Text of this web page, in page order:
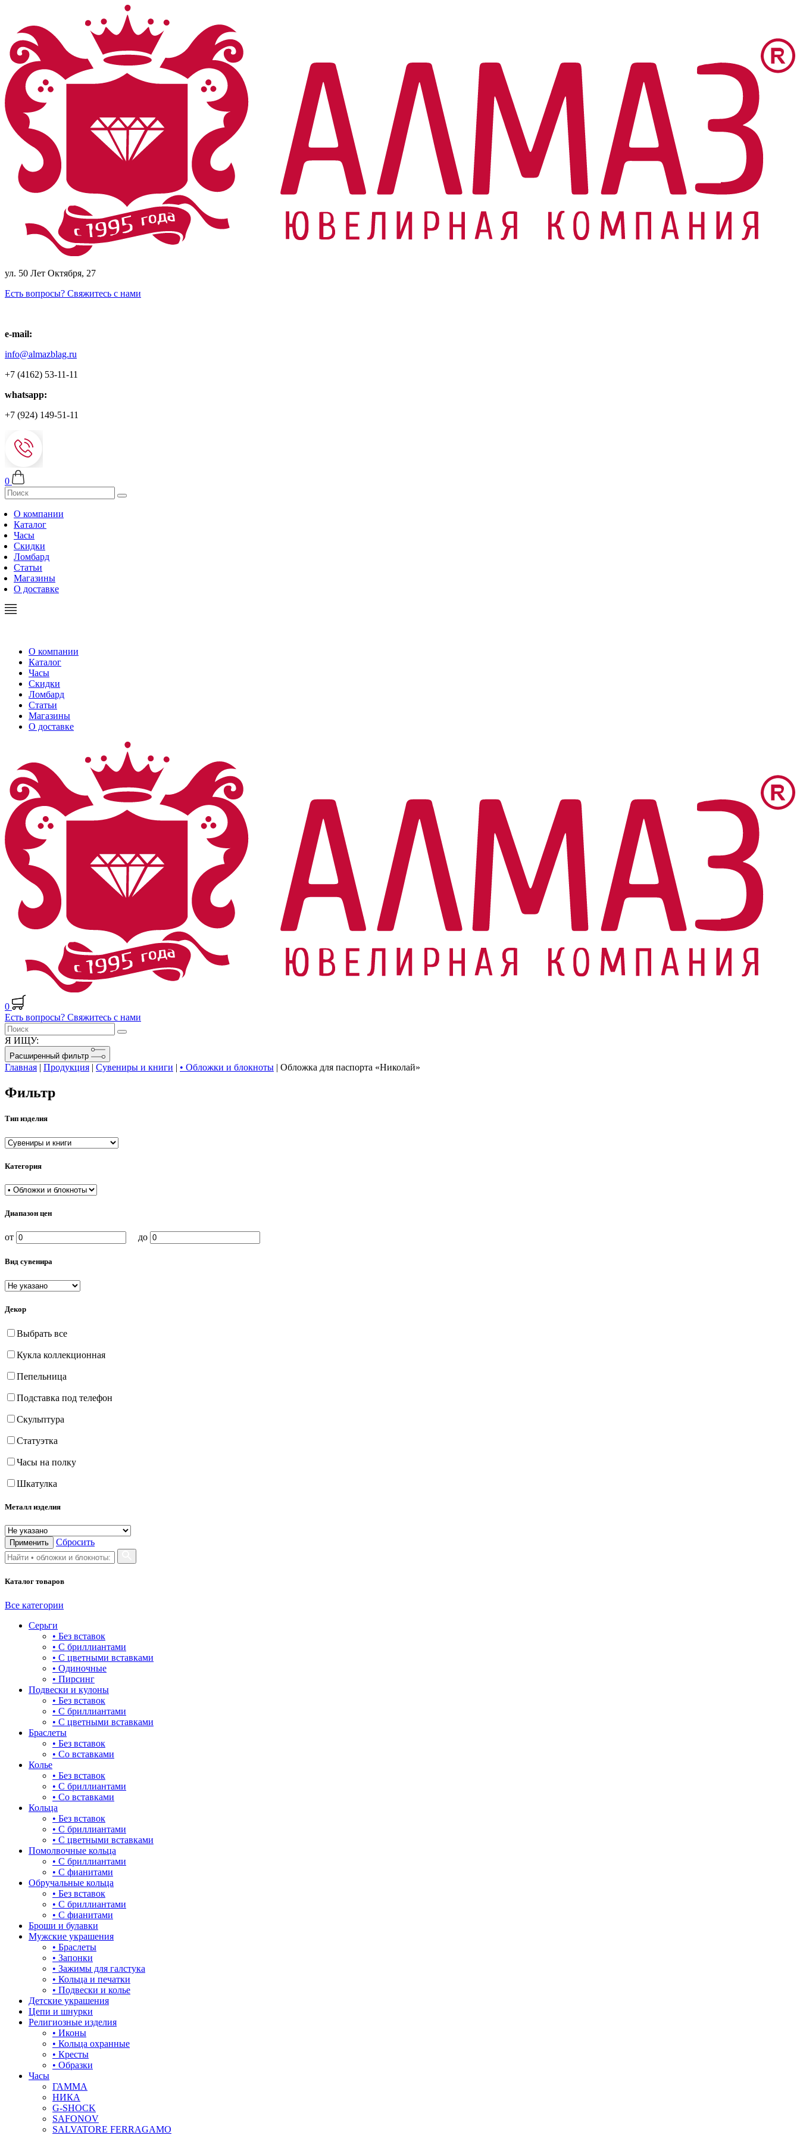
ул. 50 Лет Октября, 27
Есть вопросы? Свяжитесь с нами
e-mail:
info@almazblag.ru
+7 (4162) 53-11-11
whatsapp:
+7 (924) 149-51-11
0
О компании
Каталог
Часы
Скидки
Ломбард
Статьи
Магазины
О доставке
О компании
Каталог
Часы
Скидки
Ломбард
Статьи
Магазины
О доставке
0
Есть вопросы? Свяжитесь с нами
Я ИЩУ:
Расширенный фильтр
Главная | Продукция | Сувениры и книги | • Обложки и блокноты | Обложка для паспорта «Николай»
Фильтр
Тип изделия
Категория
Диапазон цен
от до
Вид сувенира
Декор
Выбрать все
Кукла коллекционная
Пепельница
Подставка под телефон
Скульптура
Статуэтка
Часы на полку
Шкатулка
Металл изделия
Применить Сбросить
Каталог товаров
Все категории
Серьги
• Без вставок
• С бриллиантами
• С цветными вставками
• Одиночные
• Пирсинг
Подвески и кулоны
• Без вставок
• С бриллиантами
• С цветными вставками
Браслеты
• Без вставок
• Со вставками
Колье
• Без вставок
• С бриллиантами
• Со вставками
Кольца
• Без вставок
• С бриллиантами
• С цветными вставками
Помолвочные кольца
• С бриллиантами
• С фианитами
Обручальные кольца
• Без вставок
• С бриллиантами
• С фианитами
Броши и булавки
Мужские украшения
• Браслеты
• Запонки
• Зажимы для галстука
• Кольца и печатки
• Подвески и колье
Детские украшения
Цепи и шнурки
Религиозные изделия
• Иконы
• Кольца охранные
• Кресты
• Образки
Часы
ГАММА
НИКА
G-SHOCK
SAFONOV
SALVATORE FERRAGAMO